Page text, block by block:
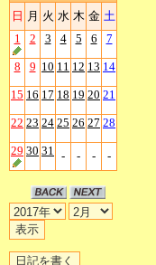
日 月 火 水 木 金 土
1
2 3 4 5 6 7
8 9 10 11 12 13 14
15 16 17 18 19 20 21
22 23 24 25 26 27 28
29 30 31 - - - -